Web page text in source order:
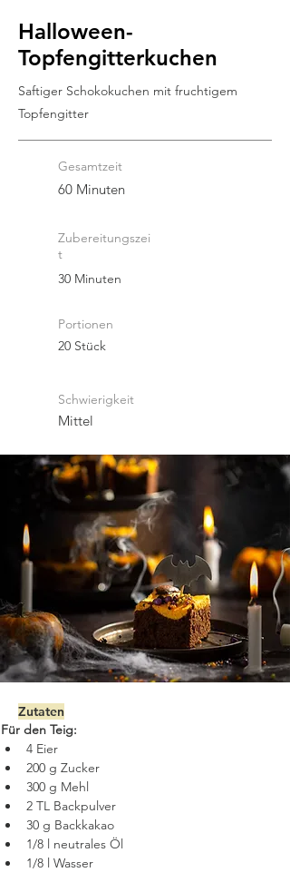
Halloween-
Topfengitterkuchen
Saftiger Schokokuchen mit fruchtigem
Topfengitter
Gesamtzeit
60 Minuten
Zubereitungszei
t
30 Minuten
Portionen
20 Stück
Schwierigkeit
Mittel
Zutaten
Für den Teig:
4 Eier
200 g Zucker
300 g Mehl
2 TL Backpulver
30 g Backkakao
1/8 l neutrales Öl
1/8 l Wasser